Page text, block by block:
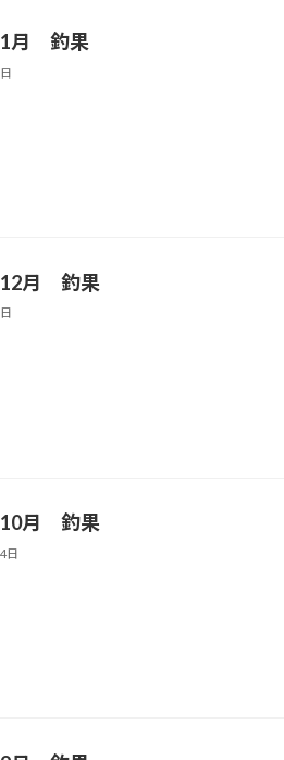
1月 釣果
12月 釣果
10月 釣果
日